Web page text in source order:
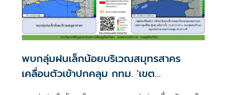
พบกลุ่มฝนเล็กน้อยบริเวณสมุทรสาคร
เคลื่อนตัวเข้าปกคลุม กทม. 'เขต
บางขุนเทียน-ทุ่งครุ'